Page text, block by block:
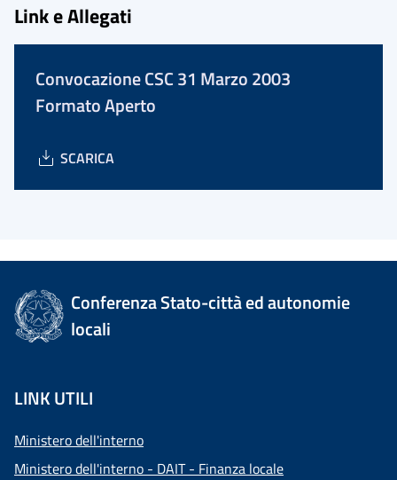
Link e Allegati
Convocazione CSC 31 Marzo 2003
Formato Aperto
SCARICA
Conferenza Stato-città ed autonomie
locali
LINK UTILI
Ministero dell'interno
Ministero dell'interno - DAIT - Finanza locale